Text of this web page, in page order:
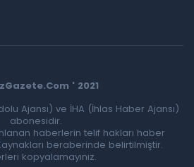
' 2021
Ajansı) ve İHA (İhlas Haber Ajansı)
abonesidir.
haberlerin telif hakları haber
beraberinde belirtilmiştir.
kopyalamayınız.